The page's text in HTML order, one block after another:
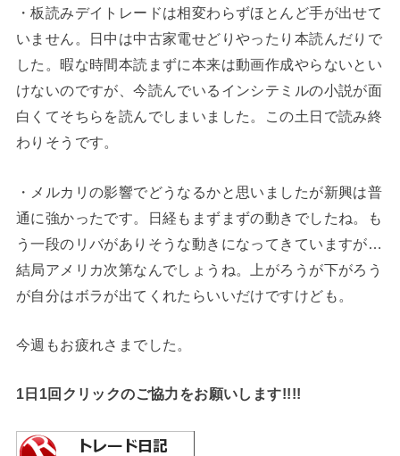
・板読みデイトレードは相変わらずほとんど手が出せて
いません。日中は中古家電せどりやったり本読んだりで
した。暇な時間本読まずに本来は動画作成やらないとい
けないのですが、今読んでいるインシテミルの小説が面
白くてそちらを読んでしまいました。この土日で読み終
わりそうです。
・メルカリの影響でどうなるかと思いましたが新興は普
通に強かったです。日経もまずまずの動きでしたね。も
う一段のリバがありそうな動きになってきていますが…
結局アメリカ次第なんでしょうね。上がろうが下がろう
が自分はボラが出てくれたらいいだけですけども。
今週もお疲れさまでした。
1日1回クリックのご協力をお願いします!!!!